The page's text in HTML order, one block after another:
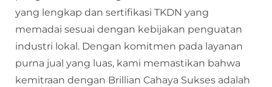
yang lengkap dan sertifikasi TKDN yang
memadai sesuai dengan kebijakan penguatan
industri lokal. Dengan komitmen pada layanan
purna jual yang luas, kami memastikan bahwa
kemitraan dengan Brillian Cahaya Sukses adalah